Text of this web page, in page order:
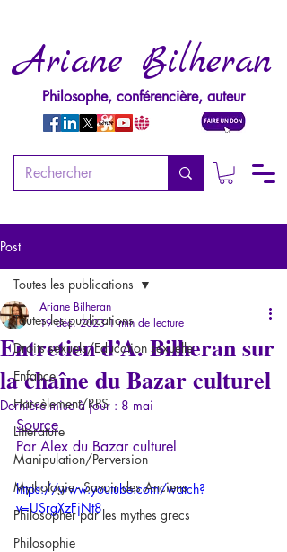
Ariane Bilheran
Philosophe, conférencière, auteur
Post
Toutes les publications
Droits sexuels/Education sexuelle
Enfance
Harcèlement/RPS
Littérature
Manipulation/Perversion
Mythologie - Savoir des Anciens
Philosopher par les mythes grecs
Philosophie
Toutes les publications
Entretien d’A. Bilheran sur
la chaîne du Bazar culturel
Ariane Bilheran
19 déc. 2023 1 min de lecture
Dernière mise à jour : 8 mai
Source
Par Alex du Bazar culturel
https://www.youtube.com/watch?
v=USrgXzFjNt8